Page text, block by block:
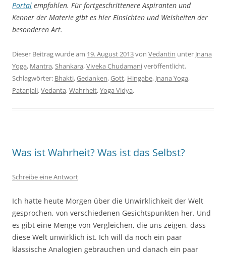
Portal empfohlen. Für fortgeschrittenere Aspiranten und
Kenner der Materie gibt es hier Einsichten und Weisheiten der
besonderen Art.
Dieser Beitrag wurde am 19. August 2013von Vedantin unter Jnana
Yoga, Mantra,Shankara,Viveka Chudamaniveröffentlicht.
Schlagwörter: Bhakti,Gedanken,Gott, Hingabe, Jnana Yoga,
Patanjali,Vedanta,Wahrheit,Yoga Vidya.
Was ist Wahrheit? Was ist das Selbst?
Schreibe eine Antwort
Ich hatte heute Morgen über die Unwirklichkeit der Welt
gesprochen, von verschiedenen Gesichtspunkten her. Und
es gibt eine Menge von Vergleichen, die uns zeigen, dass
diese Welt unwirklich ist. Ich will da noch ein paar
klassische Analogien gebrauchen und danach ein paar